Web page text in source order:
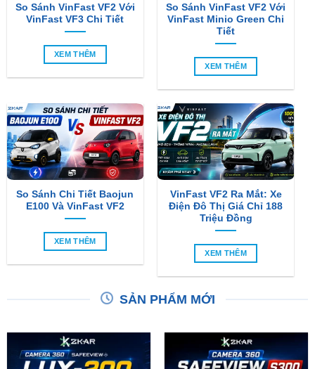
So Sánh VinFast VF2 Với
VinFast VF3 Chi Tiết
XEM THÊM
So Sánh VinFast VF2 Với
VinFast Minio Green Chi
Tiết
XEM THÊM
So Sánh Chi Tiết Baojun
E100 Và VinFast VF2
XEM THÊM
VinFast VF2 Ra Mắt: Xe
Điện Đô Thị Giá Chỉ 188
Triệu Đồng
XEM THÊM
SẢN PHẨM MỚI